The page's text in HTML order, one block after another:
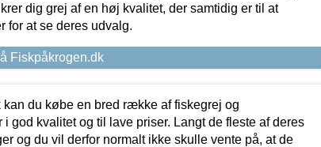
dig grej af en høj kvalitet, der samtidig er til at
for at se deres udvalg.
Fiskpåkrogen.dk
kan du købe en bred række af fiskegrej og
i god kvalitet og til lave priser. Langt de fleste af deres
og du vil derfor normalt ikke skulle vente på, at de